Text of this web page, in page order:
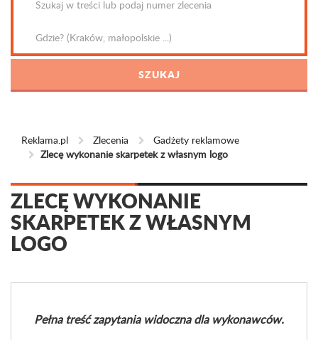
Reklama.pl Zlecenia
Gadżety reklamowe
Zlecę wykonanie skarpetek z własnym logo
ZLECĘ WYKONANIE
SKARPETEK Z WŁASNYM
LOGO
Pełna treść zapytania widoczna dla wykonawców.